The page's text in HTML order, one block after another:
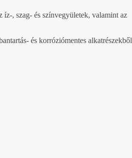
, szag- és színvegyületek, valamint az
és korróziómentes alkatrészekből